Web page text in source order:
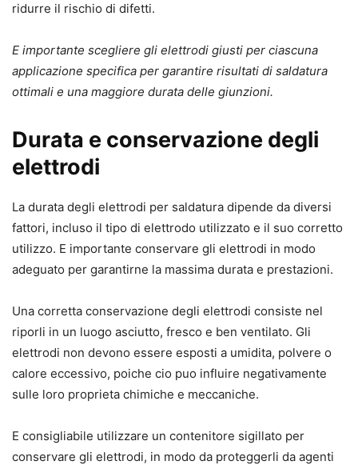
ridurre il rischio di difetti.
E importante scegliere gli elettrodi giusti per ciascuna
applicazione specifica per garantire risultati di saldatura
ottimali e una maggiore durata delle giunzioni.
Durata e conservazione degli
elettrodi
La durata degli elettrodi per saldatura dipende da diversi
fattori, incluso il tipo di elettrodo utilizzato e il suo corretto
utilizzo. E importante conservare gli elettrodi in modo
adeguato per garantirne la massima durata e prestazioni.
Una corretta conservazione degli elettrodi consiste nel
riporli in un luogo asciutto, fresco e ben ventilato. Gli
elettrodi non devono essere esposti a umidita, polvere o
calore eccessivo, poiche cio puo influire negativamente
sulle loro proprieta chimiche e meccaniche.
E consigliabile utilizzare un contenitore sigillato per
conservare gli elettrodi, in modo da proteggerli da agenti